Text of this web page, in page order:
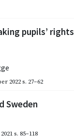
pupils’ rights
2022 s. 27–62
Sweden
s. 85–118